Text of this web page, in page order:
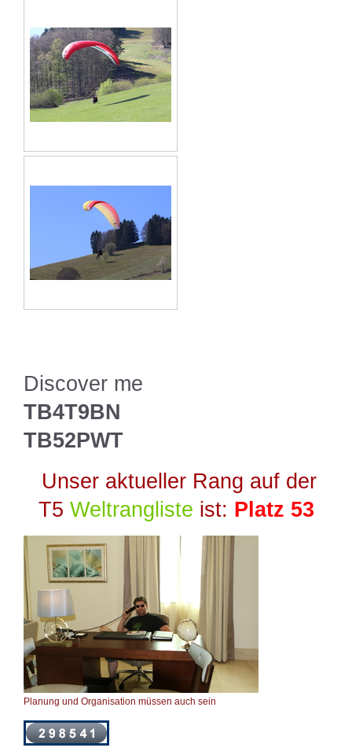
Discover me
TB4T9BN
TB52PWT
Unser aktueller Rang auf der
T5 Weltrangliste ist: Platz 53
Planung und Organisation müssen auch sein